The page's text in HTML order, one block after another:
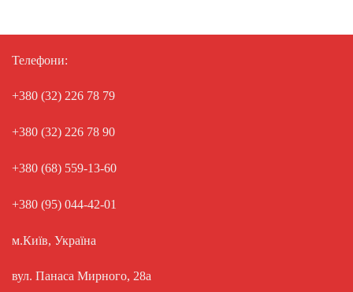
Телефони:
+380 (32) 226 78 79
+380 (32) 226 78 90
+380 (68) 559-13-60
+380 (95) 044-42-01
м.Київ, Україна
вул. Панаса Мирного, 28а